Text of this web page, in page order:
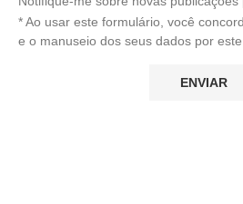
* Ao usar este formulário, você
e o manuseio dos seus dados por